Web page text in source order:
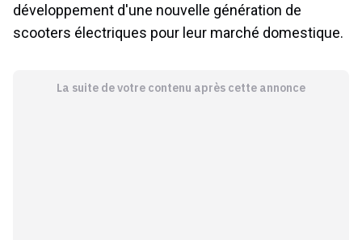
développement d'une nouvelle génération de
scooters électriques pour leur marché domestique.
La suite de votre contenu après cette annonce